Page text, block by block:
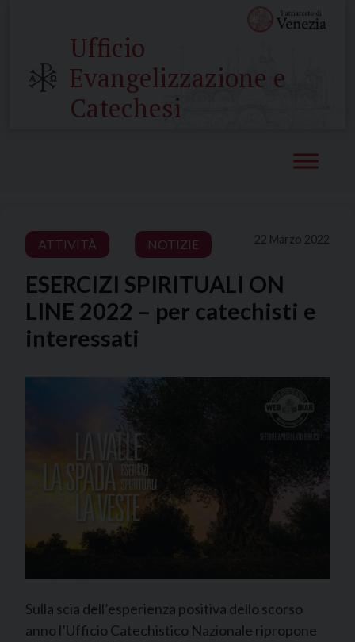
Ufficio
Evangelizzazione e
Catechesi
22 Marzo 2022
ATTIVITÀ NOTIZIE
ESERCIZI SPIRITUALI ON
LINE 2022 – per catechisti e
interessati
Sulla scia dell’esperienza positiva dello scorso
anno l’Ufficio Catechistico Nazionale ripropone